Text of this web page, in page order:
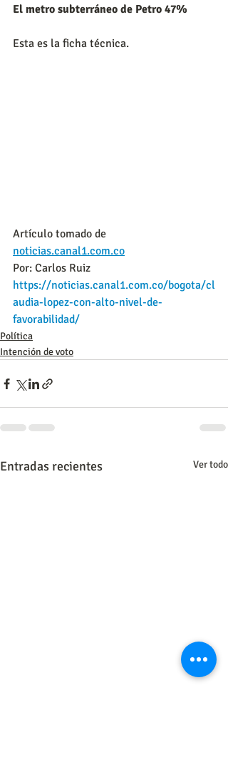
El metro subterráneo de Petro 47%
Esta es la ficha técnica.
Artículo tomado de
noticias.canal1.com.co
Por: Carlos Ruiz
https://noticias.canal1.com.co/bogota/cl
audia-lopez-con-alto-nivel-de-
favorabilidad/
Política
Intención de voto
Entradas recientes Ver todo